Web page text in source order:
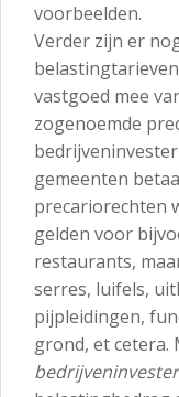
voorbeelden.
Verder zijn er
vastgoed mee
zogenoemde
gemeenten
precariorechten
gelden voor
restaurants,
serres, luifels,
pijpleidingen,
grond, et cetera.